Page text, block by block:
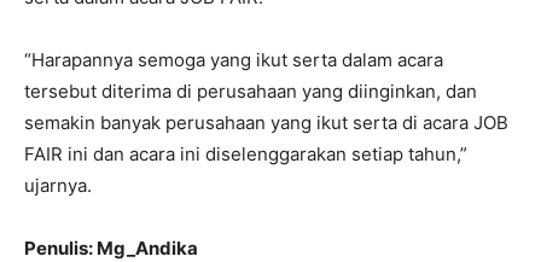
“Harapannya semoga yang ikut serta dalam acara
tersebut diterima di perusahaan yang diinginkan, dan
semakin banyak perusahaan yang ikut serta di acara JOB
FAIR ini dan acara ini diselenggarakan setiap tahun,”
ujarnya.
Penulis: Mg_Andika